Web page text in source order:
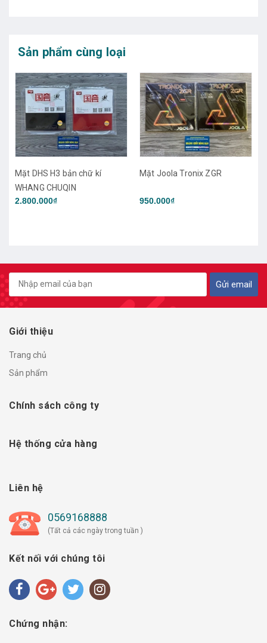
Sản phẩm cùng loại
Mặt Joola Tronix ZGR
950.000₫
Mặt Joola Tronix CMD
950.000₫
Gửi email
Giới thiệu
Trang chủ
Sản phẩm
Chính sách công ty
Hệ thống cửa hàng
Liên hệ
0569168888
(Tất cả các ngày trong tuần )
Kết nối với chúng tôi
Chứng nhận: